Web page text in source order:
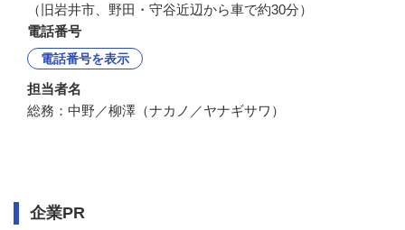
（旧岩井市、野田・守谷近辺から車で約30分）
電話番号
電話番号を表示
担当者名
総務：中野／柳澤（ナカノ／ヤナギサワ）
企業PR